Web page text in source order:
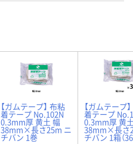
【ガムテープ】 布粘
着テープ No.102N
0.3mm厚 黄土 幅
38mm×長さ25m ニ
チバン 1巻
【ガムテープ
着テープ
0.3mm厚 黄
38mm×長さ
チバン 1箱（